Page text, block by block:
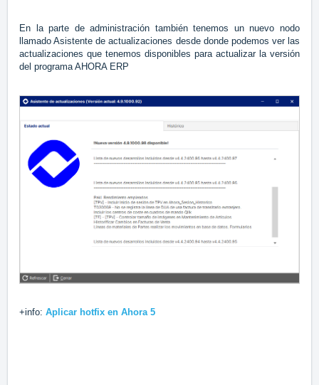
En la parte de administración también tenemos un nuevo nodo
llamado Asistente de actualizaciones desde donde podemos ver las
actualizaciones que tenemos disponibles para actualizar la versión
del programa AHORA ERP
+info: Aplicar hotfix en Ahora 5